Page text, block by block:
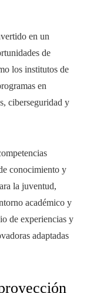
en un
de
los institutos de
en
ciberseguridad y
conocimiento y
la juventud,
académico y
de experiencias y
adaptadas